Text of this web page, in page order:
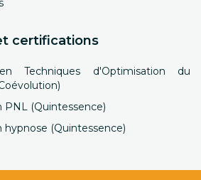
certifications
Techniques d'Optimisation du
PNL (Quintessence)
hypnose (Quintessence)